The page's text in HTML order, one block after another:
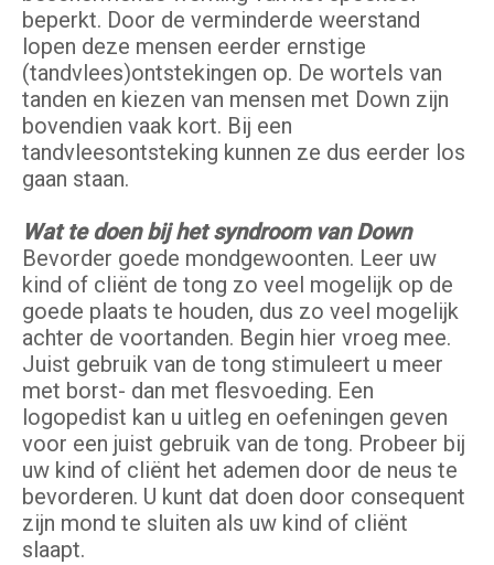
beperkt. Door de verminderde weerstand
lopen deze mensen eerder ernstige
(tandvlees)ontstekingen op. De wortels van
tanden en kiezen van mensen met Down zijn
bovendien vaak kort. Bij een
tandvleesontsteking kunnen ze dus eerder los
gaan staan.
Wat te doen bij het syndroom van Down
Bevorder goede mondgewoonten. Leer uw
kind of cliënt de tong zo veel mogelijk op de
goede plaats te houden, dus zo veel mogelijk
achter de voortanden. Begin hier vroeg mee.
Juist gebruik van de tong stimuleert u meer
met borst- dan met flesvoeding. Een
logopedist kan u uitleg en oefeningen geven
voor een juist gebruik van de tong. Probeer bij
uw kind of cliënt het ademen door de neus te
bevorderen. U kunt dat doen door consequent
zijn mond te sluiten als uw kind of cliënt
slaapt.